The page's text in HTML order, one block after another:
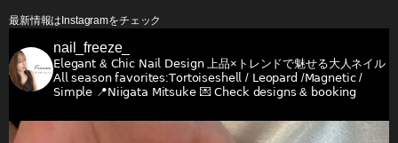
最新情報はInstagramをチェック
nail_freeze_
𝖤𝗅𝖾𝗀𝖺𝗇𝗍 & 𝖢𝗁𝗂𝖼 𝖭𝖺𝗂𝗅 𝖣𝖾𝗌𝗂𝗀𝗇上品×トレンドで魅せる大人ネイル
𝖠𝗅𝗅 𝗌𝖾𝖺𝗌𝗈𝗇 𝖿𝖺𝗏𝗈𝗋𝗂𝗍𝖾𝗌:𝖳𝗈𝗋𝗍𝗈𝗂𝗌𝖾𝗌𝗁𝖾𝗅𝗅 / 𝖫𝖾𝗈𝗉𝖺𝗋𝖽 /𝖬𝖺𝗀𝗇𝖾𝗍𝗂𝖼 /
𝖲𝗂𝗆𝗉𝗅𝖾 📍𝖭𝗂𝗂𝗀𝖺𝗍𝖺 𝖬𝗂𝗍𝗌𝗎𝗄𝖾💌 𝖢𝗁𝖾𝖼𝗄 𝖽𝖾𝗌𝗂𝗀𝗇𝗌 & 𝖻𝗈𝗈𝗄𝗂𝗇𝗀